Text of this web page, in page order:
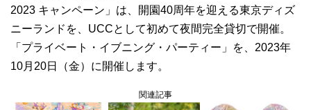
2023 キャンペーン」は、開園40周年を迎える東京ディズ
ニーランドを、UCCとして初めて夜間完全貸切で開催。
「プライベート・イブニング・パーティー」を、2023年
10月20日（金）に開催します。
関連記事